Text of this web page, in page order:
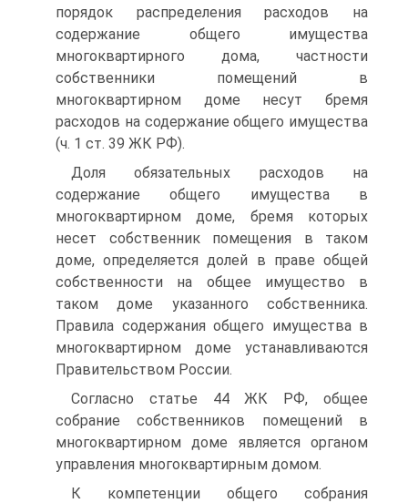
порядок распределения расходов на
содержание общего имущества
многоквартирного дома, частности
собственники помещений в
многоквартирном доме несут бремя
расходов на содержание общего имущества
(ч. 1 ст. 39 ЖК РФ).
Доля обязательных расходов на
содержание общего имущества в
многоквартирном доме, бремя которых
несет собственник помещения в таком
доме, определяется долей в праве общей
собственности на общее имущество в
таком доме указанного собственника.
Правила содержания общего имущества в
многоквартирном доме устанавливаются
Правительством России.
Согласно статье 44 ЖК РФ, общее
собрание собственников помещений в
многоквартирном доме является органом
управления многоквартирным домом.
К компетенции общего собрания